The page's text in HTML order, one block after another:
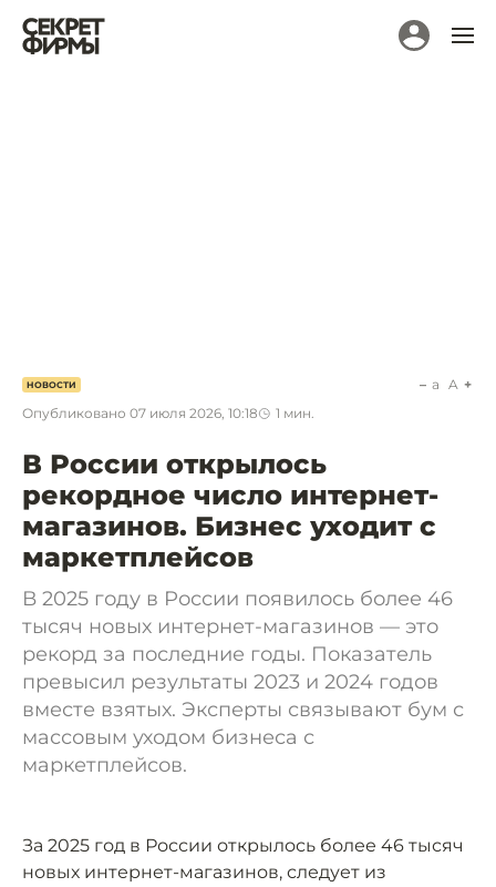
НОВОСТИ
Опубликовано 07 июля 2026, 10:18 1 мин.
a A
В России открылось
рекордное число интернет-
магазинов. Бизнес уходит с
маркетплейсов
В 2025 году в России появилось более 46
тысяч новых интернет-магазинов — это
рекорд за последние годы. Показатель
превысил результаты 2023 и 2024 годов
вместе взятых. Эксперты связывают бум с
массовым уходом бизнеса с
маркетплейсов.
За 2025 год в России открылось более 46 тысяч
новых интернет-магазинов, следует из